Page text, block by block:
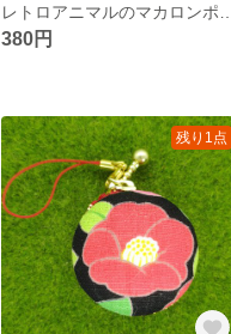
380円
残り1点